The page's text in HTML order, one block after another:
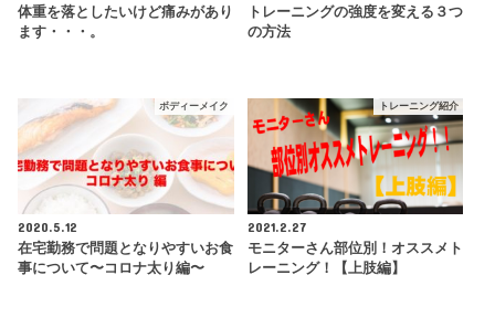
体重を落としたいけど痛みがあり
ます・・・。
トレーニングの強度を変える３つ
の方法
ボディーメイク
2020.5.12
在宅勤務で問題となりやすいお食
事について〜コロナ太り編〜
トレーニング紹介
2021.2.27
モニターさん部位別！オススメト
レーニング！【上肢編】